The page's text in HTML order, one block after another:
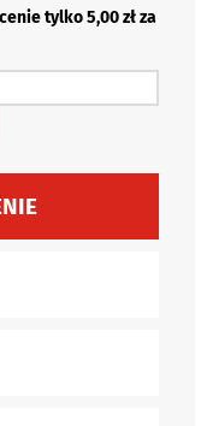
tylko 5,00 zł za